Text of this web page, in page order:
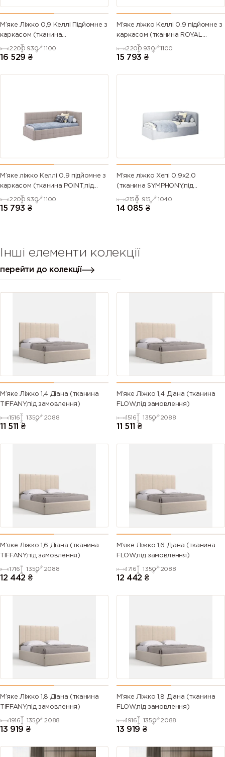
М’яке Ліжко 0,9 Келлі Підйомне з
каркасом (тканина
SYMPHONY,під замовлення)
2200 930 1100
16 529 ₴
М’яке ліжко Келлі 0.9 підйомне з
каркасом (тканина ROYAL
VELVET,під замовлення)
2200 930 1100
15 793 ₴
М’яке ліжко Келлі 0.9 підйомне з
каркасом (тканина POINT,під
замовлення)
2200 930 1100
15 793 ₴
М’яке ліжко Хепі 0.9х2.0
(тканина SYMPHONY,під
замовлення)
2150 915 1040
14 085 ₴
Інші елементи колекції
перейти до колекції
М’яке Ліжко 1,4 Діана (тканина
TIFFANY,під замовлення)
1516 1350 2088
11 511 ₴
М’яке Ліжко 1,4 Діана (тканина
FLOW,під замовлення)
1516 1350 2088
11 511 ₴
М’яке Ліжко 1,6 Діана (тканина
TIFFANY,під замовлення)
1716 1350 2088
12 442 ₴
М’яке Ліжко 1,6 Діана (тканина
FLOW,під замовлення)
1716 1350 2088
12 442 ₴
М’яке Ліжко 1,8 Діана (тканина
TIFFANY,під замовлення)
1916 1350 2088
13 919 ₴
М’яке Ліжко 1,8 Діана (тканина
FLOW,під замовлення)
1916 1350 2088
13 919 ₴